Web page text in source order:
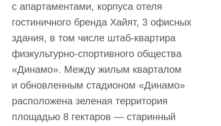
с апартаментами, корпуса отеля
гостиничного бренда Хайят, 3 офисных
здания, в том числе штаб-квартира
физкультурно-спортивного общества
«Динамо». Между жилым кварталом
и обновленным стадионом «Динамо»
расположена зеленая территория
площадью 8 гектаров — старинный